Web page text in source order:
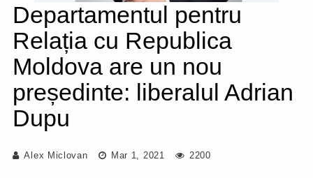
Departamentul pentru
Relația cu Republica
Moldova are un nou
președinte: liberalul Adrian
Dupu
Alex Miclovan Mar 1, 2021 2200